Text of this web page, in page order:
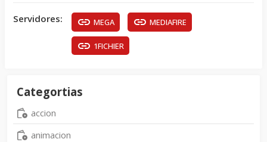
Servidores: MEGA MEDIAFIRE
1FICHIER
Categortias
accion
animacion